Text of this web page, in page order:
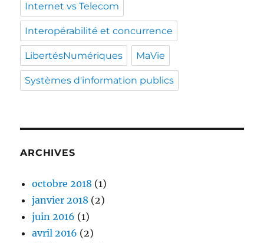
Internet vs Telecom
Interopérabilité et concurrence
LibertésNumériques MaVie
Systèmes d'information publics
ARCHIVES
octobre 2018 (1)
janvier 2018 (2)
juin 2016 (1)
avril 2016 (2)